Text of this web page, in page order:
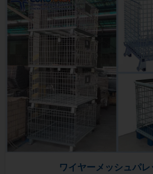
ワイヤーメッシュパレ